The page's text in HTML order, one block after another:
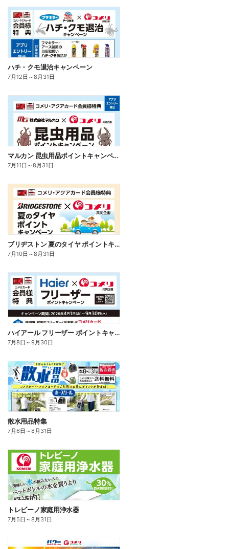
ハチ・クモ退治キャンペーン
7月12日 ～8月31日
マルカン 昆虫用品ポイントキャンペーン
7月11日 ～8月31日
ブリヂストン 夏のタイヤ ポイントキャンペーン
7月10日 ～8月31日
ハイアール フリーザー ポイントキャンペーン
7月8日 ～9月30日
散水用品特集
7月6日 ～8月31日
トレビーノ家庭用浄水器
7月5日 ～8月31日